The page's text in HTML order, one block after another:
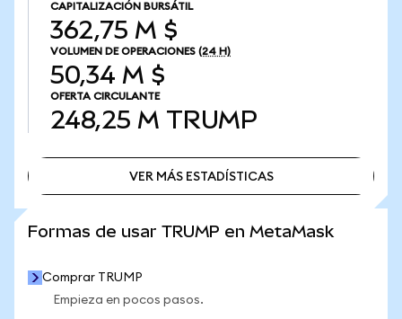
CAPITALIZACIÓN BURSÁTIL
362,75 M $
VOLUMEN DE OPERACIONES (24 H)
50,34 M $
OFERTA CIRCULANTE
248,25 M TRUMP
VER MÁS ESTADÍSTICAS
Formas de usar TRUMP en MetaMask
Comprar TRUMP
Empieza en pocos pasos.